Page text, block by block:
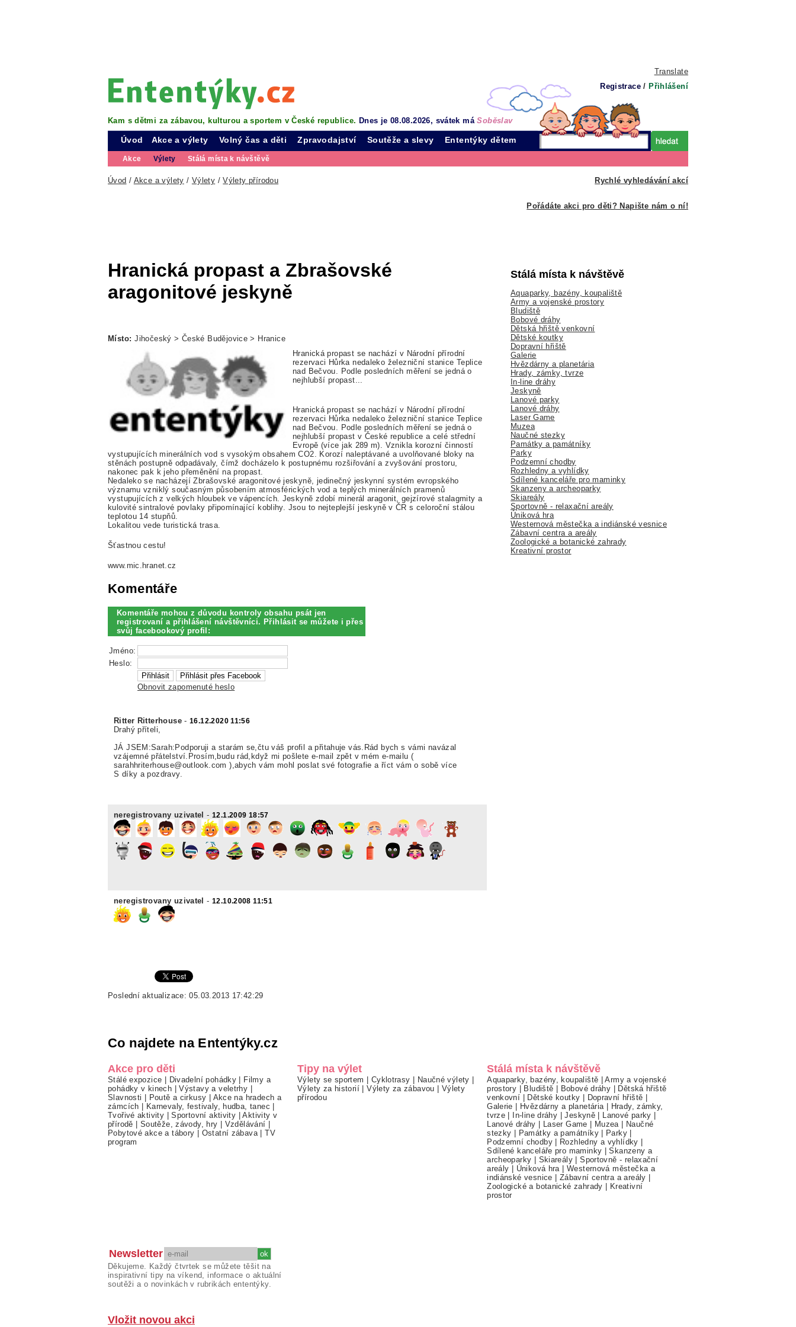
Translate
Registrace / Přihlášení
Kam s dětmi za zábavou, kulturou a sportem v České republice. Dnes je 08.08.2026, svátek máSoběslav
Úvod Akce a výlety
Akce Výlety Stálá místa k návštěvě
Volný čas a děti Zpravodajství Soutěže a slevy Ententýky dětem
Rychlé vyhledávání akcí
Úvod / Akce a výlety / Výlety /Výlety přírodou
Pořádáte akci pro děti? Napište nám o ní!
Hranická propast a Zbrašovské
aragonitové jeskyně
Místo: Jihočeský > České Budějovice > Hranice
Hranická propast se nachází v Národní přírodní
rezervaci Hůrka nedaleko železniční stanice Teplice
nad Bečvou. Podle posledních měření se jedná o
nejhlubší propast...
Hranická propast se nachází v Národní přírodní
rezervaci Hůrka nedaleko železniční stanice Teplice
nad Bečvou. Podle posledních měření se jedná o
nejhlubší propast v České republice a celé střední
Evropě (více jak 289 m). Vznikla korozní činností
vystupujících minerálních vod s vysokým obsahem CO2. Korozí naleptávané a uvolňované bloky na
stěnách postupně odpadávaly, čímž docházelo k postupnému rozšiřování a zvyšování prostoru,
nakonec pak k jeho přeměnění na propast.
Nedaleko se nacházejí Zbrašovské aragonitové jeskyně, jedinečný jeskynní systém evropského
významu vzniklý současným působením atmosférických vod a teplých minerálních pramenů
vystupujících z velkých hloubek ve vápencích. Jeskyně zdobí minerál aragonit, gejzírové stalagmity a
kulovité sintralové povlaky připomínající koblihy. Jsou to nejteplejší jeskyně v ČR s celoroční stálou
teplotou 14 stupňů.
Lokalitou vede turistická trasa.
Šťastnou cestu!
www.mic.hranet.cz
Komentáře
Komentáře mohou z důvodu kontroly obsahu psát jen
registrovaní a přihlášení návštěvníci. Přihlásit se můžete i přes
svůj facebookový profil:
Jméno:
Heslo:
Obnovit zapomenuté heslo
Ritter Ritterhouse-16.12.2020 11:56
Drahý příteli,
JÁ JSEM:Sarah:Podporuji a starám se,čtu váš profil a přitahuje vás.Rád bych s vámi navázal
vzájemné přátelství.Prosím,budu rád,když mi pošlete e-mail zpět v mém e-mailu (
sarahhriterhouse@outlook.com ),abych vám mohl poslat své fotografie a říct vám o sobě více
S díky a pozdravy.
neregistrovany uzivatel- 12.1.2009 18:57
neregistrovany uzivatel- 12.10.2008 11:51
Poslední aktualizace: 05.03.2013 17:42:29
Stálá místa k návštěvě
Aquaparky, bazény, koupaliště
Army a vojenské prostory
Bludiště
Bobové dráhy
Dětská hřiště venkovní
Dětské koutky
Dopravní hřiště
Galerie
Hvězdárny a planetária
Hrady, zámky, tvrze
In-line dráhy
Jeskyně
Lanové parky
Lanové dráhy
Laser Game
Muzea
Naučné stezky
Památky a památníky
Parky
Podzemní chodby
Rozhledny a vyhlídky
Sdílené kanceláře pro maminky
Skanzeny a archeoparky
Skiareály
Sportovně - relaxační areály
Úniková hra
Westernová městečka a indiánské vesnice
Zábavní centra a areály
Zoologické a botanické zahrady
Kreativní prostor
Co najdete na Ententýky.cz
Akce pro děti
Stálé expozice | Divadelní pohádky | Filmy a
pohádky v kinech |Výstavy a veletrhy |
Slavnosti | Poutě a cirkusy | Akce na hradech a
zámcích | Karnevaly, festivaly, hudba, tanec |
Tvořivé aktivity |Sportovní aktivity |Aktivity v
přírodě | Soutěže, závody, hry | Vzdělávání |
Pobytové akce a tábory | Ostatní zábava |TV
program
Tipy na výlet
Výlety se sportem | Cyklotrasy | Naučné výlety |
Výlety za historií |Výlety za zábavou | Výlety
přírodou
Stálá místa k návštěvě
Aquaparky, bazény, koupaliště |Army a vojenské
prostory | Bludiště | Bobové dráhy | Dětská hřiště
venkovní | Dětské koutky | Dopravní hřiště |
Galerie | Hvězdárny a planetária | Hrady, zámky,
tvrze | In-line dráhy |Jeskyně | Lanové parky |
Lanové dráhy | Laser Game | Muzea | Naučné
stezky | Památky a památníky| Parky |
Podzemní chodby| Rozhledny a vyhlídky |
Sdílené kanceláře pro maminky |Skanzeny a
archeoparky | Skiareály |Sportovně - relaxační
areály | Úniková hra |Westernová městečka a
indiánské vesnice | Zábavní centra a areály |
Zoologické a botanické zahrady | Kreativní
prostor
Newsletter
Děkujeme. Každý čtvrtek se můžete těšit na
inspirativní tipy na víkend, informace o aktuální
soutěži a o novinkách v rubrikách ententýky.
Vložit novou akci